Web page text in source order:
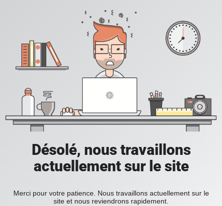
Désolé, nous travaillons
actuellement sur le site
Merci pour votre patience. Nous travaillons actuellement sur le
site et nous reviendrons rapidement.